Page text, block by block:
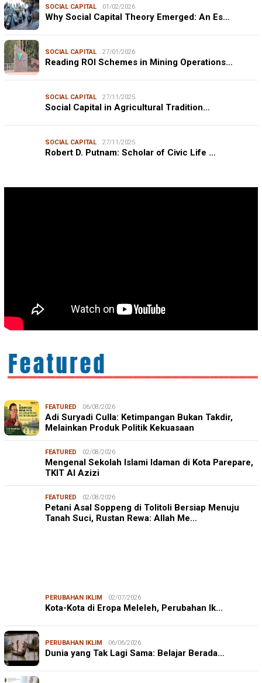
SOCIAL CAPITAL 01/02/2026
Why Social Capital Theory Emerged: An Es…
SOCIAL CAPITAL 27/01/2026
Reading ROI Schemes in Mining Operations…
SOCIAL CAPITAL 27/11/2025
Social Capital in Agricultural Tradition…
SOCIAL CAPITAL 27/11/2025
Robert D. Putnam: Scholar of Civic Life …
FEATURED 06/08/2026
Adi Suryadi Culla: Ketimpangan Bukan Takdir,
Melainkan Produk Politik Kekuasaan
FEATURED 02/08/2026
Mengenal Sekolah Islami Idaman di Kota Parepare,
TKIT Al Azizi
FEATURED 02/08/2026
Petani Asal Soppeng di Tolitoli Bersiap Menuju
Tanah Suci, Rustan Rewa: Allah Me…
PERUBAHAN IKLIM 02/07/2026
Kota-Kota di Eropa Meleleh, Perubahan Ik…
PERUBAHAN IKLIM 06/06/2026
Dunia yang Tak Lagi Sama: Belajar Berada…